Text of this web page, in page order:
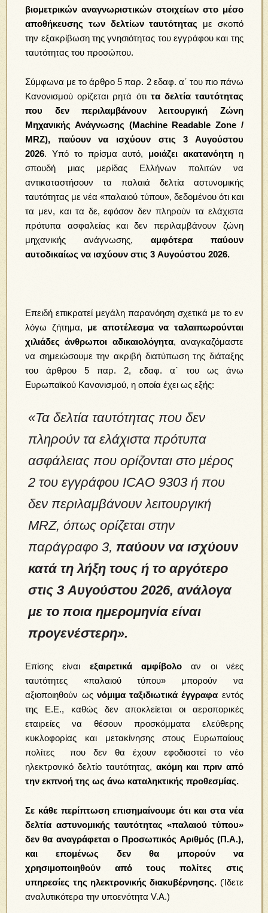
βιομετρικών αναγνωριστικών στοιχείων στο μέσο
αποθήκευσης των δελτίων ταυτότητας με σκοπό
την εξακρίβωση της γνησιότητας του εγγράφου και της
ταυτότητας του προσώπου.
Σύμφωνα με το άρθρο 5 παρ. 2 εδαφ. α΄ του πιο πάνω
Κανονισμού ορίζεται ρητά ότι τα δελτία ταυτότητας
που δεν περιλαμβάνουν λειτουργική Ζώνη
Μηχανικής Ανάγνωσης (Machine Readable Zone /
MRZ), παύουν να ισχύουν στις 3 Αυγούστου
2026. Υπό το πρίσμα αυτό, μοιάζει ακατανόητη η
σπουδή μιας μερίδας Ελλήνων πολιτών να
αντικαταστήσουν τα παλαιά δελτία αστυνομικής
ταυτότητας με νέα «παλαιού τύπου», δεδομένου ότι και
τα μεν, και τα δε, εφόσον δεν πληρούν τα ελάχιστα
πρότυπα ασφαλείας και δεν περιλαμβάνουν ζώνη
μηχανικής ανάγνωσης, αμφότερα παύουν
αυτοδικαίως να ισχύουν στις 3 Αυγούστου 2026.
Επειδή επικρατεί μεγάλη παρανόηση σχετικά με το εν
λόγω ζήτημα, με αποτέλεσμα να ταλαιπωρούνται
χιλιάδες άνθρωποι αδικαιολόγητα, αναγκαζόμαστε
να σημειώσουμε την ακριβή διατύπωση της διάταξης
του άρθρου 5 παρ. 2, εδαφ. α΄ του ως άνω
Ευρωπαϊκού Κανονισμού, η οποία έχει ως εξής:
«Τα δελτία ταυτότητας που δεν
πληρούν τα ελάχιστα πρότυπα
ασφάλειας που ορίζονται στο μέρος
2 του εγγράφου ICAO 9303 ή που
δεν περιλαμβάνουν λειτουργική
MRZ, όπως ορίζεται στην
παράγραφο 3, παύουν να ισχύουν
κατά τη λήξη τους ή το αργότερο
στις 3 Αυγούστου 2026, ανάλογα
με το ποια ημερομηνία είναι
προγενέστερη».
Επίσης είναι εξαιρετικά αμφίβολο αν οι νέες
ταυτότητες «παλαιού τύπου» μπορούν να
αξιοποιηθούν ως νόμιμα ταξιδιωτικά έγγραφα εντός
της Ε.Ε., καθώς δεν αποκλείεται οι αεροπορικές
εταιρείες να θέσουν προσκόμματα ελεύθερης
κυκλοφορίας και μετακίνησης στους Ευρωπαίους
πολίτες που δεν θα έχουν εφοδιαστεί το νέο
ηλεκτρονικό δελτίο ταυτότητας, ακόμη και πριν από
την εκπνοή της ως άνω καταληκτικής προθεσμίας.
Σε κάθε περίπτωση επισημαίνουμε ότι και στα νέα
δελτία αστυνομικής ταυτότητας «παλαιού τύπου»
δεν θα αναγράφεται ο Προσωπικός Αριθμός (Π.Α.),
και επομένως δεν θα μπορούν να
χρησιμοποιηθούν από τους πολίτες στις
υπηρεσίες της ηλεκτρονικής διακυβέρνησης. (Ίδετε
αναλυτικότερα την υποενότητα V.Α.)